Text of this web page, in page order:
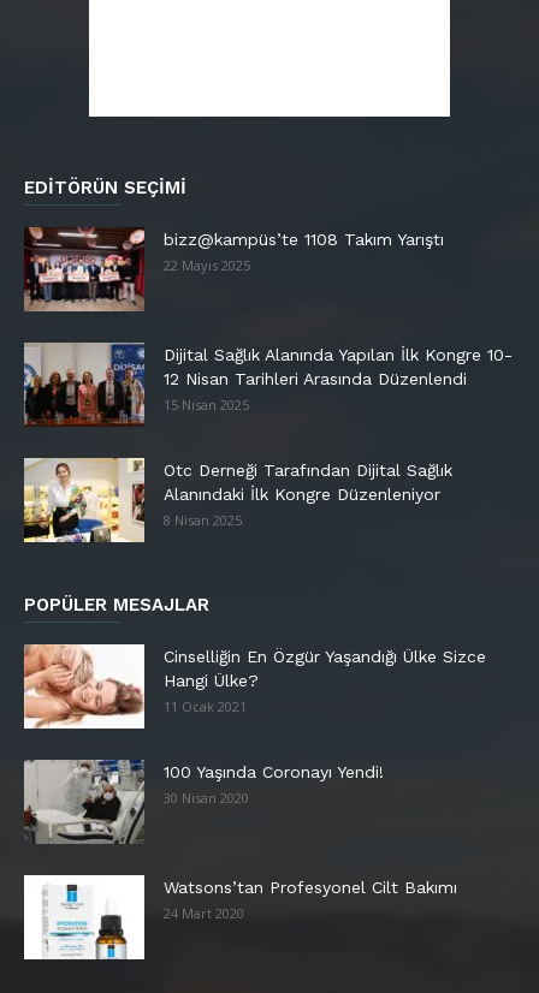
EDITÖRÜN SEÇIMI
bizz@kampüs’te 1108 Takım Yarıştı
22 Mayıs 2025
Dijital Sağlık Alanında Yapılan İlk Kongre 10-
12 Nisan Tarihleri Arasında Düzenlendi
15 Nisan 2025
Otc Derneği Tarafından Dijital Sağlık
Alanındaki İlk Kongre Düzenleniyor
8 Nisan 2025
POPÜLER MESAJLAR
Cinselliğin En Özgür Yaşandığı Ülke Sizce
Hangi Ülke?
11 Ocak 2021
100 Yaşında Coronayı Yendi!
30 Nisan 2020
Watsons’tan Profesyonel Cilt Bakımı
24 Mart 2020